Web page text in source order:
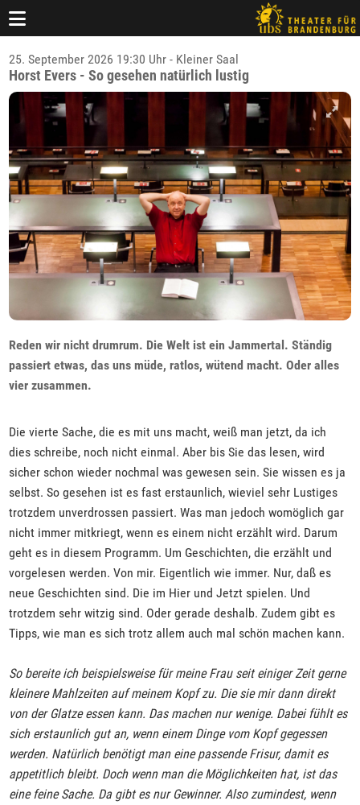
25. September 2026 19:30 Uhr - Kleiner Saal
Horst Evers - So gesehen natürlich lustig
Reden wir nicht drumrum. Die Welt ist ein Jammertal. Ständig
passiert etwas, das uns müde, ratlos, wütend macht. Oder alles
vier zusammen.
Die vierte Sache, die es mit uns macht, weiß man jetzt, da ich
dies schreibe, noch nicht einmal. Aber bis Sie das lesen, wird
sicher schon wieder nochmal was gewesen sein. Sie wissen es ja
selbst. So gesehen ist es fast erstaunlich, wieviel sehr Lustiges
trotzdem unverdrossen passiert. Was man jedoch womöglich gar
nicht immer mitkriegt, wenn es einem nicht erzählt wird. Darum
geht es in diesem Programm. Um Geschichten, die erzählt und
vorgelesen werden. Von mir. Eigentlich wie immer. Nur, daß es
neue Geschichten sind. Die im Hier und Jetzt spielen. Und
trotzdem sehr witzig sind. Oder gerade deshalb. Zudem gibt es
Tipps, wie man es sich trotz allem auch mal schön machen kann.
So bereite ich beispielsweise für meine Frau seit einiger Zeit gerne
kleinere Mahlzeiten auf meinem Kopf zu. Die sie mir dann direkt
von der Glatze essen kann. Das machen nur wenige. Dabei fühlt es
sich erstaunlich gut an, wenn einem Dinge vom Kopf gegessen
werden. Natürlich benötigt man eine passende Frisur, damit es
appetitlich bleibt. Doch wenn man die Möglichkeiten hat, ist das
eine feine Sache. Da gibt es nur Gewinner. Also zumindest, wenn